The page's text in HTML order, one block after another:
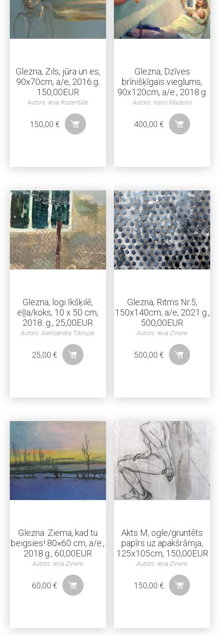
Glezna, Zils, jūra un es,
90x70cm, a/e, 2016.g.
150,00EUR
Autors: Ieva Rozentāle
150,00 €
Glezna, Dzīves
brīnišķīgais vieglums,
90x120cm, a/e., 2018.g.
Autors: Ivans Mazeins
400,00€
Glezna, logi Ikšķilē,
eļļa/koks, 10 x 50 cm,
2018. g., 25,00EUR
Autors: Aleksandra Tiknuse
25,00€
Glezna, Ritms Nr.5,
150x140cm, a/e, 2021.g.,
500,00EUR
Autors: Ieva Zinere
500,00€
Glezna. Ziema, kad tu
beigsies! 80×60 cm, a/e.,
2018.g., 60,00EUR
Autors: Ieva Zinere
60,00€
Akts M, ogle/gruntēts
papīrs uz apakšrāmja,
125x105cm, 150,00EUR
Autors: Ieva Zinere
150,00€